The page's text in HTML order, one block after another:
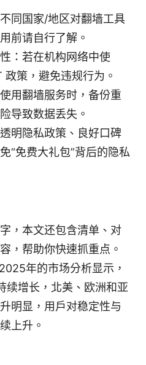
同国家/地区对翻墙工具
前请自行了解。
：若在机构网络中使
策，避免违规行为。
用翻墙服务时，备份重
导致数据丢失。
明隐私政策、良好口碑
“免费大礼包”背后的隐私
，本文还包含清单、对
，帮助你快速抓重点。
年的市场分析显示，
续增长，北美、欧洲和亚
明显，用户对稳定性与
上升。